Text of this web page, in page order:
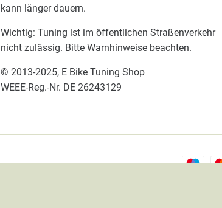
kann länger dauern.
Wichtig: Tuning ist im öffentlichen Straßenverkehr
nicht zulässig. Bitte Warnhinweise beachten.
© 2013-2025, E Bike Tuning Shop
WEEE-Reg.-Nr. DE 26243129